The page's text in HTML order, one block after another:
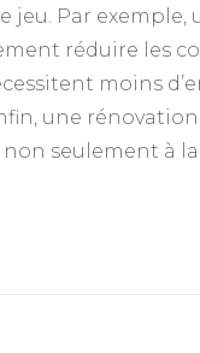
Par
réduire les
moins
une
seulement à la